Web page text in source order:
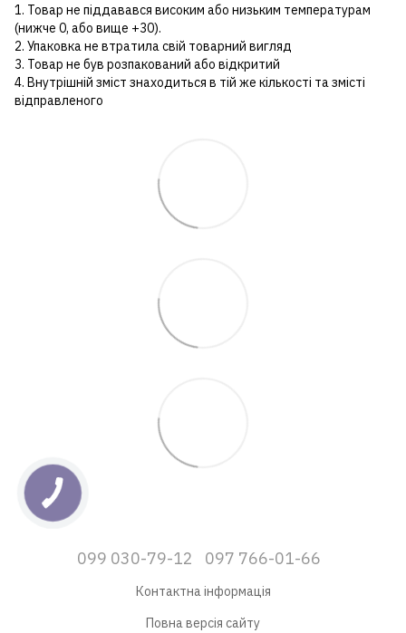
1. Товар не піддавався високим або низьким температурам
(нижче 0, або вище +30).
2. Упаковка не втратила свій товарний вигляд
3. Товар не був розпакований або відкритий
4. Внутрішній зміст знаходиться в тій же кількості та змісті
відправленого
099 030-79-12 097 766-01-66
Контактна інформація
Повна версія сайту